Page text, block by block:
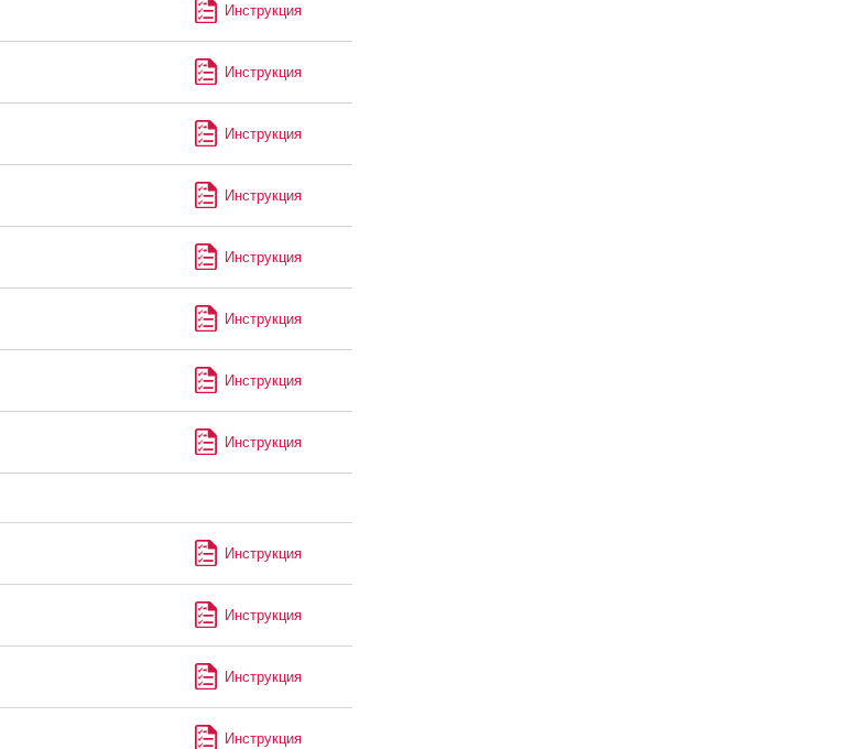
Инструкция
Инструкция
Инструкция
Инструкция
Инструкция
Инструкция
Инструкция
Инструкция
Инструкция
Инструкция
Инструкция
Инструкция